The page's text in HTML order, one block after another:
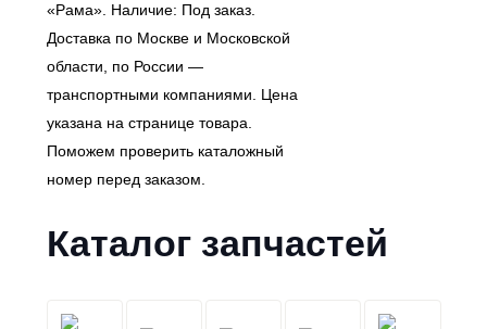
«Рама». Наличие: Под заказ.
Доставка по Москве и Московской
области, по России —
транспортными компаниями. Цена
указана на странице товара.
Поможем проверить каталожный
номер перед заказом.
Каталог запчастей